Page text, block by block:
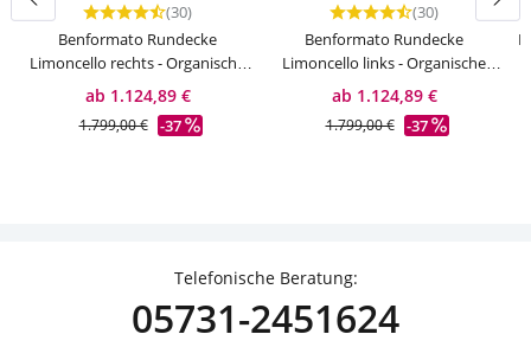
Durchschnittliche Bewertung von 4.83 von 5 Sternen
(30)
Benformato Rundecke
Limoncello rechts - Organische
Form
ab 1.124,89 €
1.799,00 € -37
Durchschnittliche
(30)
Benformato Rundecke
Limoncello links - Organische
Form
ab 1.124,89 €
1.799,00 € -37
Telefonische Beratung:
05731-2451624